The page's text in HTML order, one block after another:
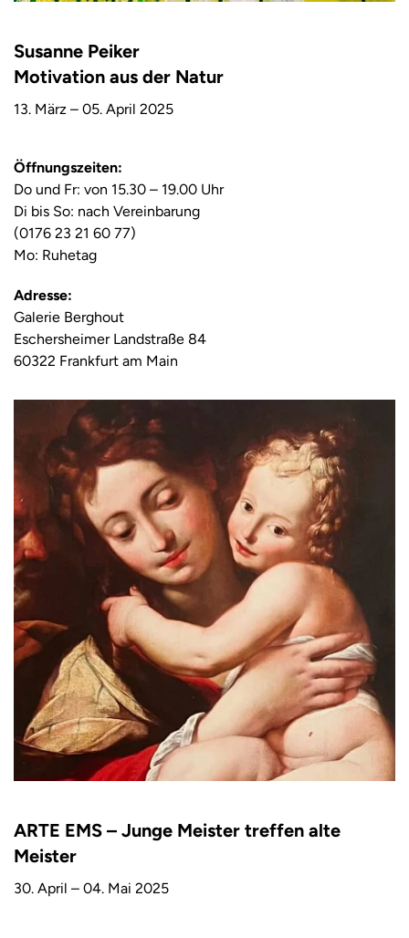
Susanne Peiker
Motivation aus der Natur
13. März – 05. April 2025
Öffnungszeiten:
Do und Fr: von 15.30 – 19.00 Uhr
Di bis So: nach Vereinbarung
(0176 23 21 60 77)
Mo: Ruhetag
Adresse:
Galerie Berghout
Eschersheimer Landstraße 84
60322 Frankfurt am Main
ARTE EMS – Junge Meister treffen alte
Meister
30. April – 04. Mai 2025